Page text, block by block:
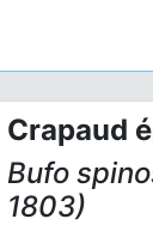
Crapaud
Bufo
1803)